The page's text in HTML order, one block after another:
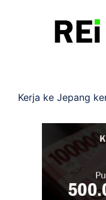
Kerja ke Jepang